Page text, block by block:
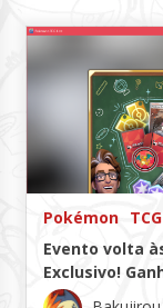
Pokémon
TCG
Evento volta
Exclusivo!